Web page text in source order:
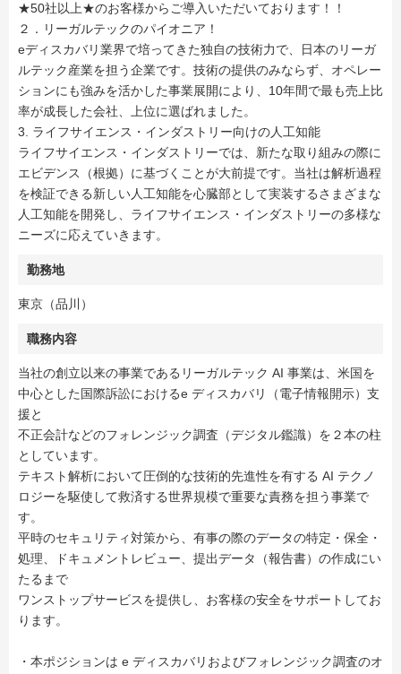
★50社以上★のお客様からご導入いただいております！！
２．リーガルテックのパイオニア！
eディスカバリ業界で培ってきた独自の技術力で、日本のリーガ
ルテック産業を担う企業です。技術の提供のみならず、オペレー
ションにも強みを活かした事業展開により、10年間で最も売上比
率が成長した会社、上位に選ばれました。
3. ライフサイエンス・インダストリー向けの人工知能
ライフサイエンス・インダストリーでは、新たな取り組みの際に
エビデンス（根拠）に基づくことが大前提です。当社は解析過程
を検証できる新しい人工知能を心臓部として実装するさまざまな
人工知能を開発し、ライフサイエンス・インダストリーの多様な
ニーズに応えていきます。
勤務地
東京（品川）
職務内容
当社の創立以来の事業であるリーガルテック AI 事業は、米国を
中心とした国際訴訟におけるe ディスカバリ（電子情報開示）支
援と
不正会計などのフォレンジック調査（デジタル鑑識）を２本の柱
としています。
テキスト解析において圧倒的な技術的先進性を有する AI テクノ
ロジーを駆使して救済する世界規模で重要な責務を担う事業で
す。
平時のセキュリティ対策から、有事の際のデータの特定・保全・
処理、ドキュメントレビュー、提出データ（報告書）の作成にい
たるまで
ワンストップサービスを提供し、お客様の安全をサポートしてお
ります。
・本ポジションは e ディスカバリおよびフォレンジック調査のオ